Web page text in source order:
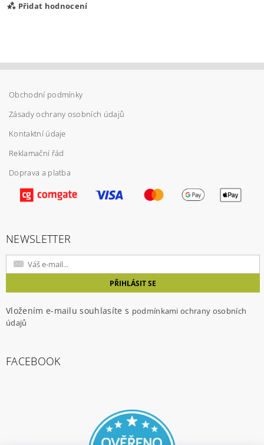
Přidat hodnocení
Vložením hodnocení souhlasíte spodmínkami
ochrany osobních údajů
Obchodní podmínky
Zásady ochrany osobních údajů
Kontaktní údaje
Reklamační řád
Doprava a platba
NEWSLETTER
Vložením e-mailu souhlasíte s podmínkami ochrany osobních
údajů
FACEBOOK